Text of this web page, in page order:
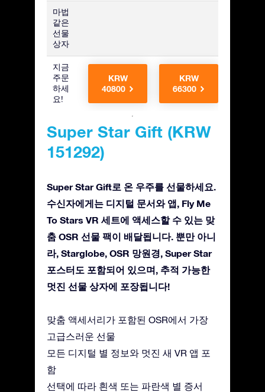
마법
같은
선물
상자
지금
주문
하세
요!
KRW
40800
KRW
66300
Super Star Gift (KRW
151292)
Super Star Gift로 온 우주를 선물하세요.
수신자에게는 디지털 문서와 앱, Fly Me
To Stars VR 세트에 액세스할 수 있는 맞
춤 OSR 선물 팩이 배달됩니다. 뿐만 아니
라, Starglobe, OSR 망원경, Super Star
포스터도 포함되어 있으며, 추적 가능한
멋진 선물 상자에 포장됩니다!
맞춤 액세서리가 포함된 OSR에서 가장
고급스러운 선물
모든 디지털 별 정보와 멋진 새 VR 앱 포
함
선택에 따라 흰색 또는 파란색 별 증서